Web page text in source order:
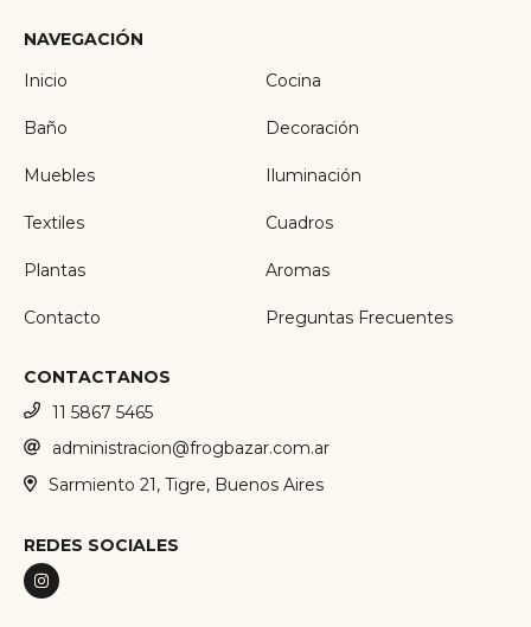
NAVEGACIÓN
Inicio
Cocina
Baño Decoración
Muebles Iluminación
Textiles Cuadros
Plantas Aromas
Contacto Preguntas Frecuentes
CONTACTANOS
11 5867 5465
administracion@frogbazar.com.ar
Sarmiento 21, Tigre, Buenos Aires
REDES SOCIALES